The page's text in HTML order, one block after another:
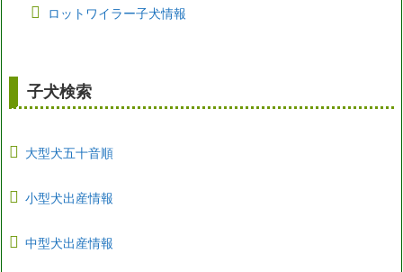
ロットワイラー子犬情報
子犬検索
大型犬五十音順
小型犬出産情報
中型犬出産情報